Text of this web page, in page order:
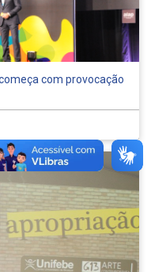
com provocação